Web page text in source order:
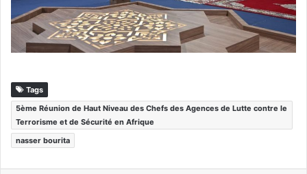
Tags
5ème Réunion de Haut Niveau des Chefs des Agences de Lutte contre le
Terrorisme et de Sécurité en Afrique
nasser bourita